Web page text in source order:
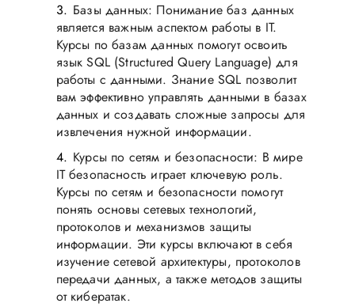
Базы данных: Понимание баз данных
является важным аспектом работы в IT.
Курсы по базам данных помогут освоить
язык SQL (Structured Query Language) для
работы с данными. Знание SQL позволит
вам эффективно управлять данными в базах
данных и создавать сложные запросы для
извлечения нужной информации.
Курсы по сетям и безопасности: В мире
IT безопасность играет ключевую роль.
Курсы по сетям и безопасности помогут
понять основы сетевых технологий,
протоколов и механизмов защиты
информации. Эти курсы включают в себя
изучение сетевой архитектуры, протоколов
передачи данных, а также методов защиты
от кибератак.